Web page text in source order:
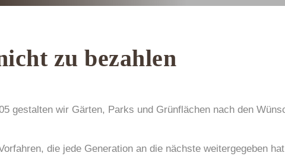
zu bezahlen
gestalten wir Gärten, Parks und Grünflächen nach den
die jede Generation an die nächste weitergegeben